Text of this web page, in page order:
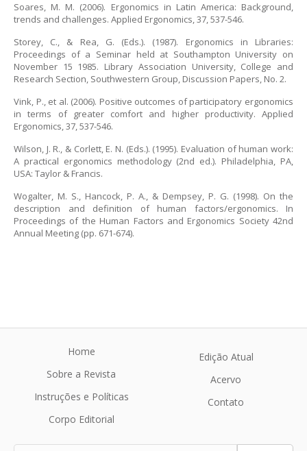
Soares, M. M. (2006). Ergonomics in Latin America: Background,
trends and challenges. Applied Ergonomics, 37, 537-546.
Storey, C., & Rea, G. (Eds.). (1987). Ergonomics in Libraries:
Proceedings of a Seminar held at Southampton University on
November 15 1985. Library Association University, College and
Research Section, Southwestern Group, Discussion Papers, No. 2.
Vink, P., et al. (2006). Positive outcomes of participatory ergonomics
in terms of greater comfort and higher productivity. Applied
Ergonomics, 37, 537-546.
Wilson, J. R., & Corlett, E. N. (Eds.). (1995). Evaluation of human work:
A practical ergonomics methodology (2nd ed.). Philadelphia, PA,
USA: Taylor & Francis.
Wogalter, M. S., Hancock, P. A., & Dempsey, P. G. (1998). On the
description and definition of human factors/ergonomics. In
Proceedings of the Human Factors and Ergonomics Society 42nd
Annual Meeting (pp. 671-674).
Home
Sobre a Revista
Instruções e Políticas
Corpo Editorial
Edição Atual
Acervo
Contato